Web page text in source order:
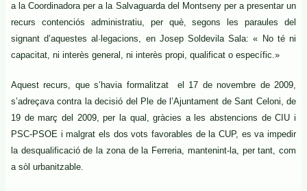
a la Coordinadoraper a la Salvaguardadel Montseny per a presentar un
recurs contenciós administratiu, per què, segons les paraules del
signant d’aquestes al·legacions, en Josep Soldevila Sala: « No té ni
capacitat, ni interès general, ni interès propi, qualificat o específic.»
Aquest recurs, que s’havia formalitzat
el 17 de novembre de 2009,
s’adreçava contra la decisió del Ple de l’Ajuntament de Sant Celoni, de
19 de març del 2009, per la qual, gràcies a les abstencions de CIU i
PSC-PSOE i malgrat els dos vots favorables de la CUP, es va impedir
la desqualificació de la zona de la Ferreria, mantenint-la, per tant, com
a sòl urbanitzable.